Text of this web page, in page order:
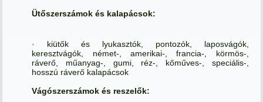
Ütőszerszámok és kalapácsok:
· kiütők és lyukasztók, pontozók, laposvágók,
keresztvágók, német-, amerikai-, francia-, körmös-,
ráverő, műanyag-, gumi, réz-, kőműves-, speciális-,
hosszú ráverő kalapácsok
Vágószerszámok és reszelők: